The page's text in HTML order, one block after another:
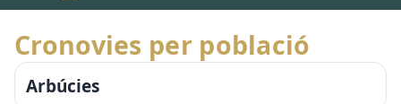
Cronovies per població
Arbúcies